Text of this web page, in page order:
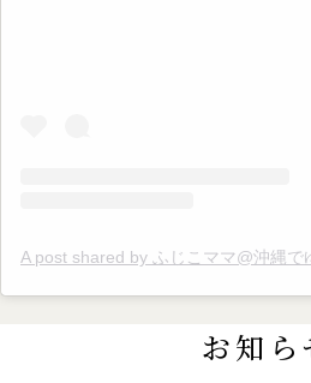
A post shared by ふじこママ@沖縄
お知ら